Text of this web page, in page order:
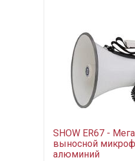
SHOW ER67 -
выносной
алюминий